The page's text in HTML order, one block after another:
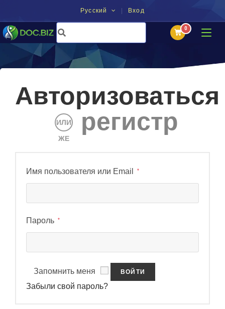
Русский Вход
Авторизоваться
ИЛИ
ЖЕ
регистр
Имя пользователя или Email *
Пароль *
Запомнить меня ВОЙТИ
Забыли свой пароль?